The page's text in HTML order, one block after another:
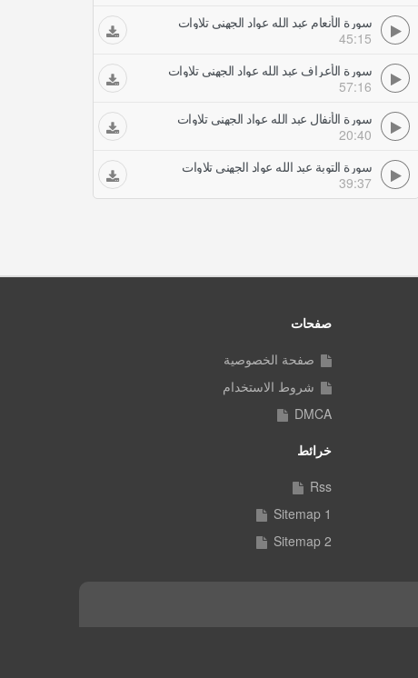
سورة الأنعام عبد الله عواد الجهني تلاوات
45:15
سورة الأعراف عبد الله عواد الجهني تلاوات
57:16
سورة الأنفال عبد الله عواد الجهني تلاوات
20:40
سورة التوبة عبد الله عواد الجهني تلاوات
39:37
صفحات
صفحة الخصوصية
شروط الاستخدام
DMCA
خرائط
Rss
Sitemap 1
Sitemap 2